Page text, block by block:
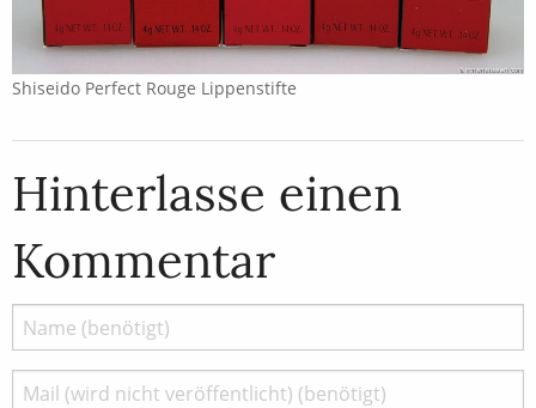
Shiseido Perfect Rouge Lippenstifte
Hinterlasse einen
Kommentar